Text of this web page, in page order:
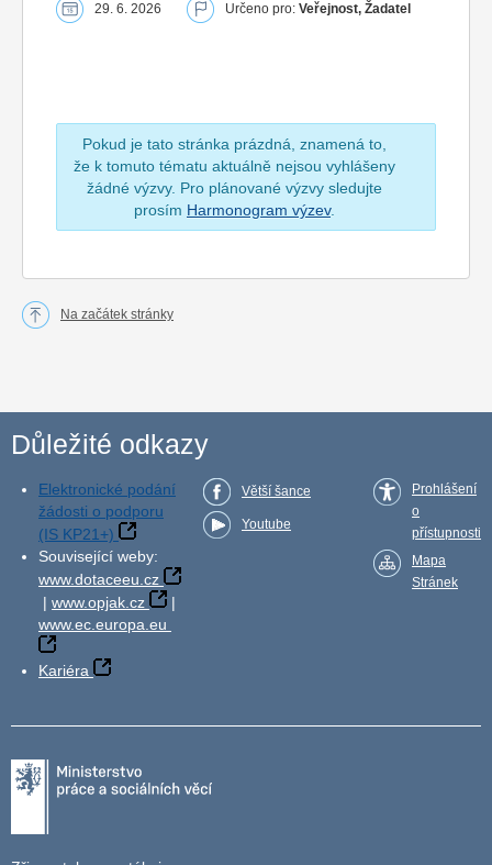
29. 6. 2026 Určeno pro: Veřejnost, Žadatel
Pokud je tato stránka prázdná, znamená to,
že k tomuto tématu aktuálně nejsou vyhlášeny
žádné výzvy. Pro plánované výzvy sledujte
prosím Harmonogram výzev.
Na začátek stránky
Důležité odkazy
Elektronické podání
žádosti o podporu
(IS KP21+)
Související weby:
www.dotaceeu.cz
| www.opjak.cz
|
www.ec.europa.eu
Kariéra
Větší šance
Youtube
Prohlášení
o
přístupnosti
Mapa
Stránek